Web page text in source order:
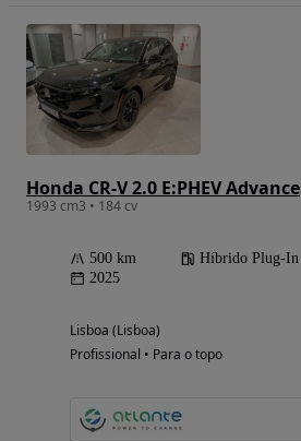
Honda CR-V 2.0 E:PHEV Advance
1993 cm3 • 184 cv
500 km Híbrido Plug-In
2025
Lisboa (Lisboa)
Profissional • Para o topo